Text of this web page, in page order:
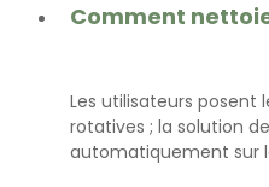
Comment
Les utilisateurs posent
rotatives ; la solution
automatiquement sur